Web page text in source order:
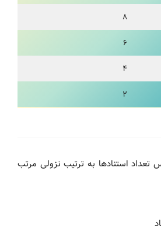
۸
۶
۴
۲
تعداد استنادها به ترتیب نزولی مرتب